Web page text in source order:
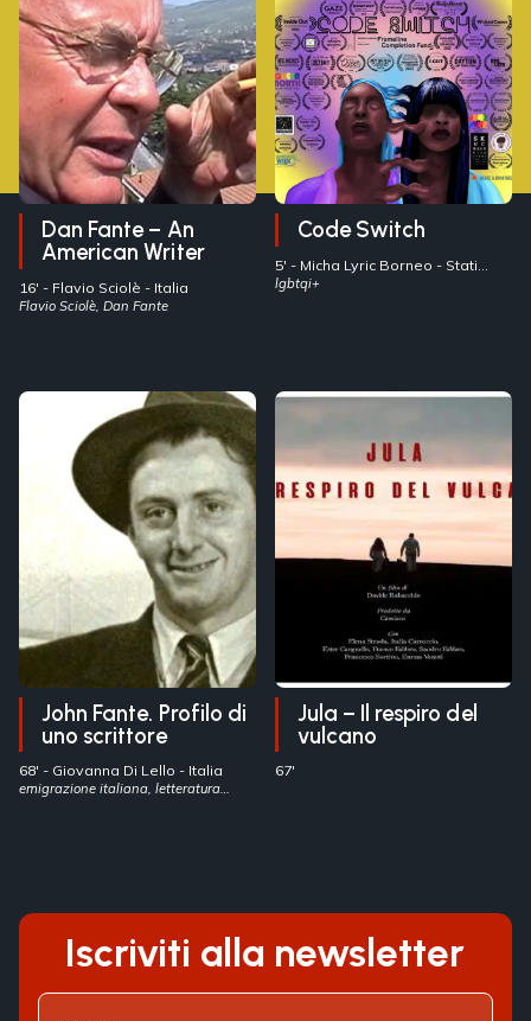
Dan Fante – An
American Writer
16' - Flavio Sciolè - Italia
Flavio Sciolè, Dan Fante
Code Switch
5' - Micha Lyric Borneo
Uniti
lgbtqi+
John Fante. Profilo di
uno scrittore
68' - Giovanna Di Lello - Italia
emigrazione italiana, letteratura
Jula – Il respiro del
vulcano
67'
Iscriviti alla newsletter